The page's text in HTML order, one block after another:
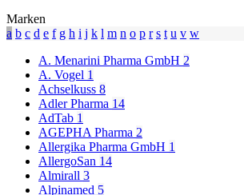
Marken
a b c d e f g h i j k l m n o p r s t u v w
A. Menarini Pharma GmbH 2
A. Vogel 1
Achselkuss 8
Adler Pharma 14
AdTab 1
AGEPHA Pharma 2
Allergika Pharma GmbH 1
AllergoSan 14
Almirall 3
Alpinamed 5